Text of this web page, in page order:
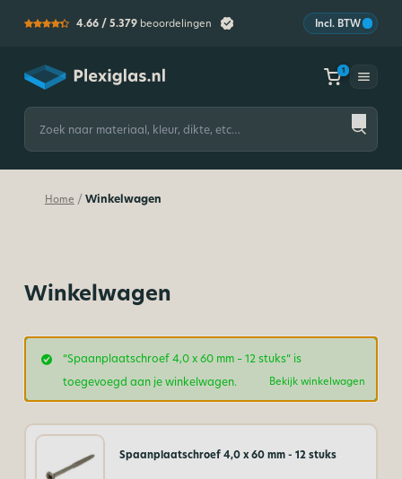
4.66 / 5.379 beoordelingen Incl. BTW
Plexiglas 11
Zoeken
naar:
Home / Winkelwagen
Winkelwagen
“Spaanplaatschroef 4,0 x 60 mm – 12 stuks” is
toegevoegd aan je winkelwagen.
Bekijk winkelwagen
Spaanplaatschroef 4,0 x 60 mm - 12 stuks